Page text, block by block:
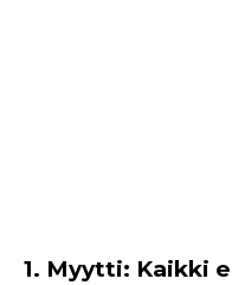
1. Myytti: Kaikki